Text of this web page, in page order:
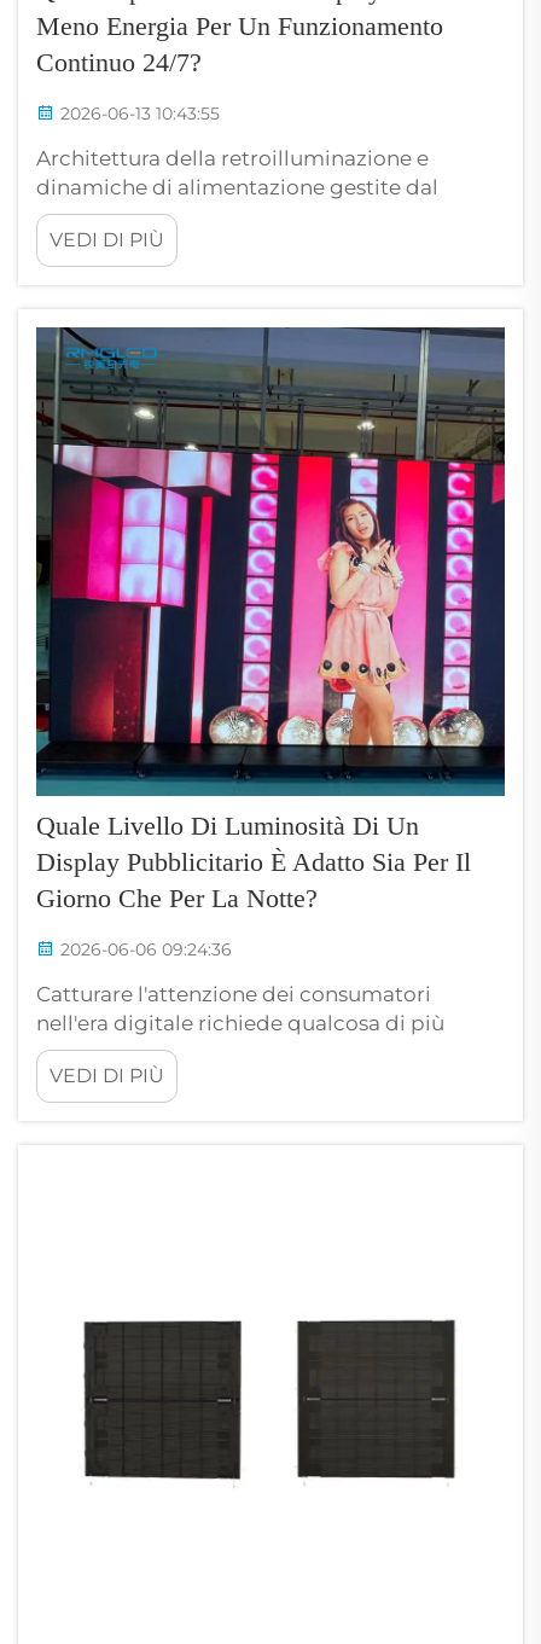
Meno Energia Per Un Funzionamento
Continuo 24/7?
2026-06-13 10:43:55
Architettura della retroilluminazione e
dinamiche di alimentazione gestite dal
pannello Il consumo energetico di base di
qualsiasi schermo è determinato
principalmente dall’architettura della
pannello. Per livelli di luminosità costanti
tipici dell’uso commerciale continuativo 24/7
(500&nda...
VEDI DI PIÙ
Quale Livello Di Luminosità Di Un
Display Pubblicitario È Adatto Sia Per Il
Giorno Che Per La Notte?
2026-06-06 09:24:36
Catturare l'attenzione dei consumatori
nell'era digitale richiede qualcosa di più
rispetto a semplici grafiche ad alta
risoluzione; richiede l'equilibrio perfetto tra
luce e chiarezza. Un display pubblicitario
VEDI DI PIÙ